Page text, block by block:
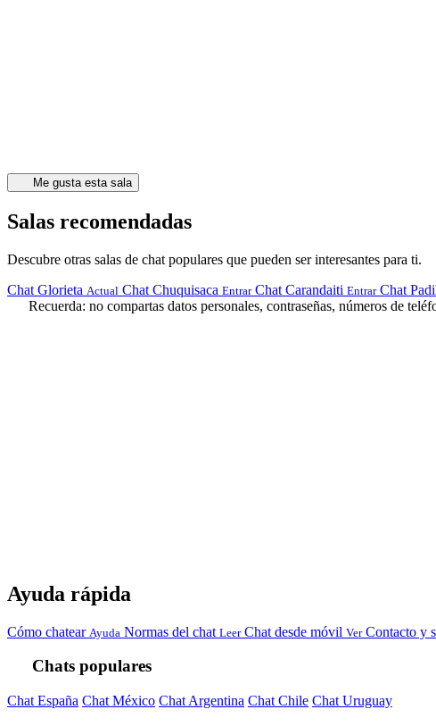
Me gusta esta sala
Salas recomendadas
Descubre otras salas de chat populares que pueden ser interesantes para ti.
Chat Glorieta Actual Chat Chuquisaca Entrar Chat Carandaiti Entrar Chat
Recuerda: no compartas datos personales, contraseñas, números de
Ayuda rápida
Cómo chatear Ayuda Normas del chat Leer Chat desde móvil Ver Contacto y
Chats populares
Chat España Chat México Chat Argentina Chat Chile Chat Uruguay